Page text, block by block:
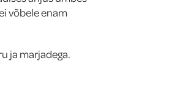
võbele enam
ja marjadega.